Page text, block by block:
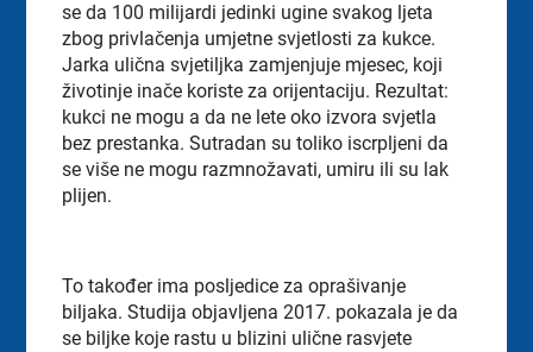
se da 100 milijardi jedinki ugine svakog ljeta
zbog privlačenja umjetne svjetlosti za kukce.
Jarka ulična svjetiljka zamjenjuje mjesec, koji
životinje inače koriste za orijentaciju. Rezultat:
kukci ne mogu a da ne lete oko izvora svjetla
bez prestanka. Sutradan su toliko iscrpljeni da
se više ne mogu razmnožavati, umiru ili su lak
plijen.
To također ima posljedice za oprašivanje
biljaka. Studija objavljena 2017. pokazala je da
se biljke koje rastu u blizini ulične rasvjete